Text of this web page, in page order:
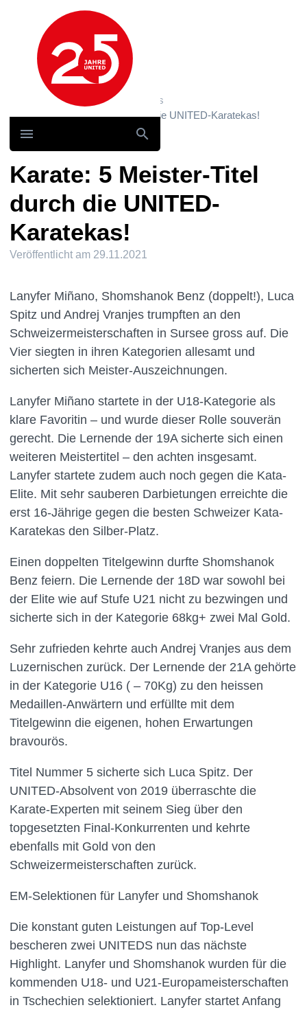
Hauptnavigation
News und Storys / News
Karate: 5 Meister-Titel durch die UNITED-Karatekas!
Karate: 5 Meister-Titel
durch die UNITED-
Karatekas!
Veröffentlicht am 29.11.2021
Lanyfer Miñano, Shomshanok Benz (doppelt!), Luca
Spitz und Andrej Vranjes trumpften an den
Schweizermeisterschaften in Sursee gross auf. Die
Vier siegten in ihren Kategorien allesamt und
sicherten sich Meister-Auszeichnungen.
Lanyfer Miñano startete in der U18-Kategorie als
klare Favoritin – und wurde dieser Rolle souverän
gerecht. Die Lernende der 19A sicherte sich einen
weiteren Meistertitel – den achten insgesamt.
Lanyfer startete zudem auch noch gegen die Kata-
Elite. Mit sehr sauberen Darbietungen erreichte die
erst 16-Jährige gegen die besten Schweizer Kata-
Karatekas den Silber-Platz.
Einen doppelten Titelgewinn durfte Shomshanok
Benz feiern. Die Lernende der 18D war sowohl bei
der Elite wie auf Stufe U21 nicht zu bezwingen und
sicherte sich in der Kategorie 68kg+ zwei Mal Gold.
Sehr zufrieden kehrte auch Andrej Vranjes aus dem
Luzernischen zurück. Der Lernende der 21A gehörte
in der Kategorie U16 ( – 70Kg) zu den heissen
Medaillen-Anwärtern und erfüllte mit dem
Titelgewinn die eigenen, hohen Erwartungen
bravourös.
Titel Nummer 5 sicherte sich Luca Spitz. Der
UNITED-Absolvent von 2019 überraschte die
Karate-Experten mit seinem Sieg über den
topgesetzten Final-Konkurrenten und kehrte
ebenfalls mit Gold von den
Schweizermeisterschaften zurück.
EM-Selektionen für Lanyfer und Shomshanok
Die konstant guten Leistungen auf Top-Level
bescheren zwei UNITEDS nun das nächste
Highlight. Lanyfer und Shomshanok wurden für die
kommenden U18- und U21-Europameisterschaften
in Tschechien selektioniert. Lanyfer startet Anfang